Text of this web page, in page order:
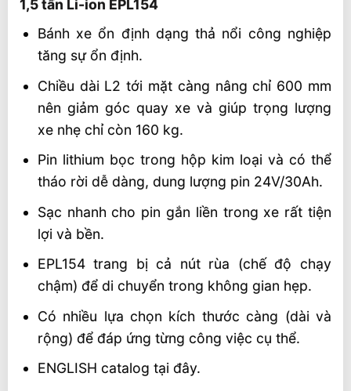
1,5 tấn Li-ion EPL154
Bánh xe ổn định dạng thả nổi công nghiệp
tăng sự ổn định.
Chiều dài L2 tới mặt càng nâng chỉ 600 mm
nên giảm góc quay xe và giúp trọng lượng
xe nhẹ chỉ còn 160 kg.
Pin lithium bọc trong hộp kim loại và có thể
tháo rời dễ dàng, dung lượng pin 24V/30Ah.
Sạc nhanh cho pin gắn liền trong xe rất tiện
lợi và bền.
EPL154 trang bị cả nút rùa (chế độ chạy
chậm) để di chuyển trong không gian hẹp.
Có nhiều lựa chọn kích thước càng (dài và
rộng) để đáp ứng từng công việc cụ thể.
ENGLISH catalog tại đây.